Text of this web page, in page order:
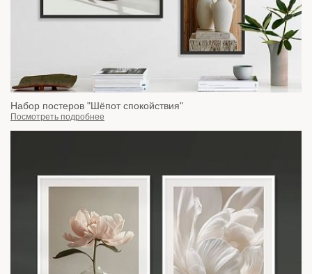
Набор постеров "Шёпот спокойствия"
Посмотреть подробнее